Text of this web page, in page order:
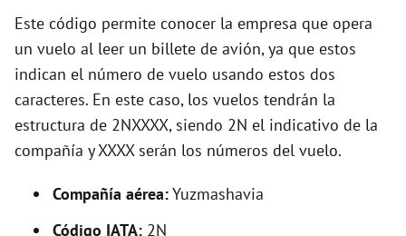
Este código permite conocer la empresa que opera
un vuelo al leer un billete de avión, ya que estos
indican el número de vuelo usando estos dos
caracteres. En este caso, los vuelos tendrán la
estructura de 2NXXXX, siendo 2N el indicativo de la
compañía y XXXX serán los números del vuelo.
Compañía aérea:Yuzmashavia
Código IATA: 2N